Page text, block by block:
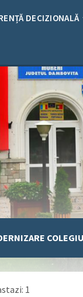
DECIZIONALĂ
1